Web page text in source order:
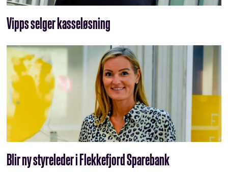
Vipps selger kasseløsning
Blir ny styreleder i Flekkefjord Sparebank